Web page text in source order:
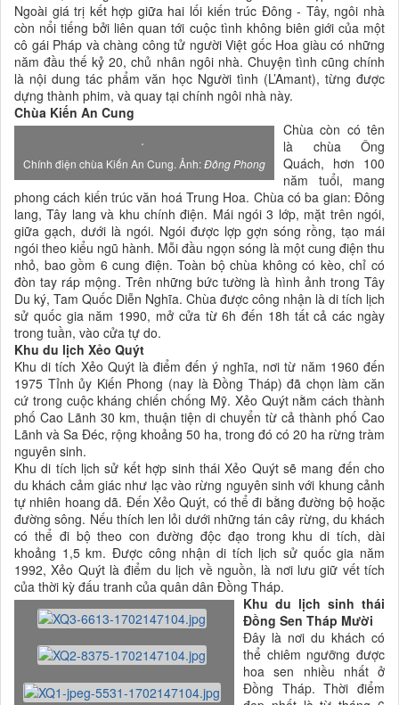
Ngoài giá trị kết hợp giữa hai lối kiến trúc Đông - Tây, ngôi nhà
còn nổi tiếng bởi liên quan tới cuộc tình không biên giới của một
cô gái Pháp và chàng công tử người Việt gốc Hoa giàu có những
năm đầu thế kỷ 20, chủ nhân ngôi nhà. Chuyện tình cũng chính
là nội dung tác phẩm văn học Người tình (L’Amant), từng được
dựng thành phim, và quay tại chính ngôi nhà này.
Chùa Kiến An Cung
Chính điện chùa Kiến An Cung. Ảnh:Đông Phong
Chùa còn có tên
là chùa Ông
Quách, hơn 100
năm tuổi, mang
phong cách kiến trúc văn hoá Trung Hoa. Chùa có ba gian: Đông
lang, Tây lang và khu chính điện. Mái ngói 3 lớp, mặt trên ngói,
giữa gạch, dưới là ngói. Ngói được lợp gợn sóng rồng, tạo mái
ngói theo kiểu ngũ hành. Mỗi đầu ngọn sóng là một cung điện thu
nhỏ, bao gồm 6 cung điện. Toàn bộ chùa không có kèo, chỉ có
đòn tay ráp mộng. Trên những bức tường là hình ảnh trong Tây
Du ký, Tam Quốc Diễn Nghĩa. Chùa được công nhận là di tích lịch
sử quốc gia năm 1990, mở cửa từ 6h đến 18h tất cả các ngày
trong tuần, vào cửa tự do.
Khu du lịch Xẻo Quýt
Khu di tích Xẻo Quýt là điểm đến ý nghĩa, nơi từ năm 1960 đến
1975 Tỉnh ủy Kiến Phong (nay là Đồng Tháp) đã chọn làm căn
cứ trong cuộc kháng chiến chống Mỹ. Xẻo Quýt nằm cách thành
phố Cao Lãnh 30 km, thuận tiện di chuyển từ cả thành phố Cao
Lãnh và Sa Đéc, rộng khoảng 50 ha, trong đó có 20 ha rừng tràm
nguyên sinh.
Khu di tích lịch sử kết hợp sinh thái Xẻo Quýt sẽ mang đến cho
du khách cảm giác như lạc vào rừng nguyên sinh với khung cảnh
tự nhiên hoang dã. Đến Xẻo Quýt, có thể đi bằng đường bộ hoặc
đường sông. Nếu thích len lỏi dưới những tán cây rừng, du khách
có thể đi bộ theo con đường độc đạo trong khu di tích, dài
khoảng 1,5 km. Được công nhận di tích lịch sử quốc gia năm
1992, Xẻo Quýt là điểm du lịch về nguồn, là nơi lưu giữ vết tích
của thời kỳ đấu tranh của quân dân Đồng Tháp.
Khu du lịch sinh thái
Đồng Sen Tháp Mười
Đây là nơi du khách có
thể chiêm ngưỡng được
hoa sen nhiều nhất ở
Đồng Tháp. Thời điểm